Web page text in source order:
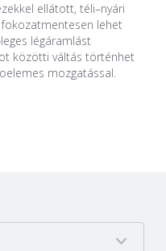
ellátott, téli–nyári
lehet
légáramlást
közötti váltás történhet
mozgatással.